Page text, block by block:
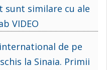
sunt similare cu ale
VIDEO
de pe
la Sinaia. Primii